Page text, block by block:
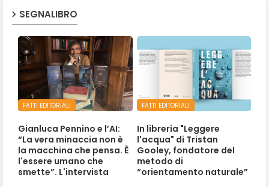
SEGNALIBRO
FATTI EDITORIALI
Gianluca Pennino e l’AI:
“La vera minaccia non è
la macchina che pensa. È
l'essere umano che
smette”. L'intervista
FATTI EDITORIALI
In libreria "Leggere
l'acqua" di Tristan
Gooley, fondatore del
metodo di
“orientamento naturale”